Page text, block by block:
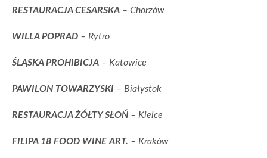
RESTAURACJA CESARSKA – Chorzów
WILLA POPRAD – Rytro
ŚLĄSKA PROHIBICJA – Katowice
PAWILON TOWARZYSKI – Białystok
RESTAURACJA ŻÓŁTY SŁOŃ – Kielce
FILIPA 18 FOOD WINE ART. – Kraków